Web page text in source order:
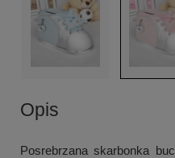
Opis
Posrebrzana skarbonka